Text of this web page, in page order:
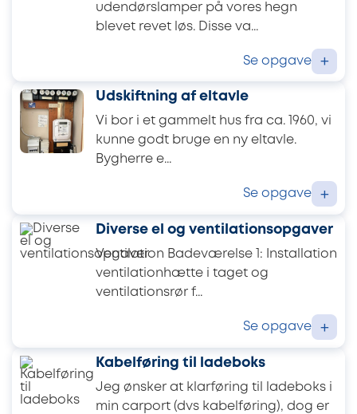
udendørslamper på vores hegn
blevet revet løs. Disse va...
Se opgave +
Udskiftning af eltavle
Vi bor i et gammelt hus fra ca. 1960, vi
kunne godt bruge en ny eltavle.
Bygherre e...
Se opgave +
Diverse el og ventilationsopgaver
Ventilation Badeværelse 1: Installation
ventilationhætte i taget og
ventilationsrør f...
Se opgave +
Kabelføring til ladeboks
Jeg ønsker at klarføring til ladeboks i
min carport (dvs kabelføring), dog er